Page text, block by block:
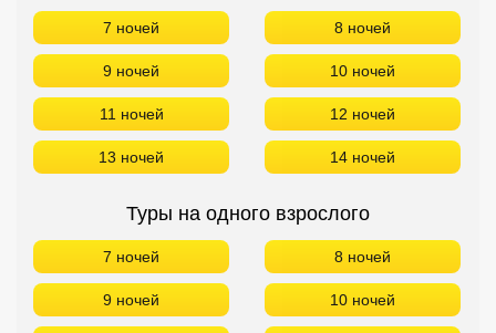
7 ночей 8 ночей
9 ночей 10 ночей
11 ночей 12 ночей
13 ночей 14 ночей
Туры на одного взрослого
7 ночей 8 ночей
9 ночей 10 ночей